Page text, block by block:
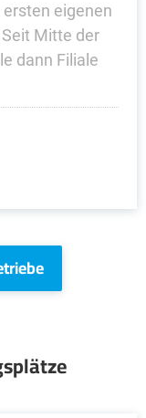
ersten eigenen
Mitte der
dann Filiale